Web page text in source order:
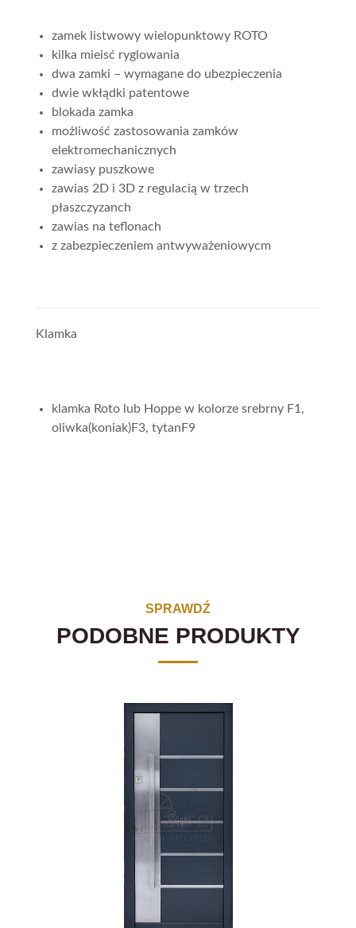
zamek listwowy wielopunktowy ROTO
kilka mieisć ryglowania
dwa zamki – wymagane do ubezpieczenia
dwie wkłądki patentowe
blokada zamka
możliwość zastosowania zamków
elektromechanicznych
zawiasy puszkowe
zawias 2D i 3D z regulacią w trzech
płaszczyzanch
zawias na teflonach
z zabezpieczeniem antwyważeniowycm
Klamka
klamka Roto lub Hoppe w kolorze srebrny F1,
oliwka(koniak)F3, tytanF9
SPRAWDŹ
PODOBNE PRODUKTY